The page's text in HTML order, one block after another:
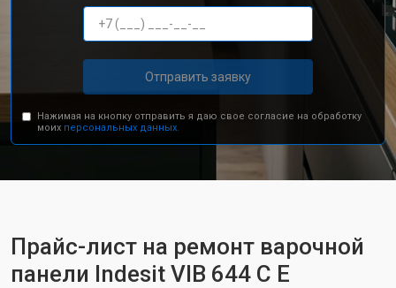
Отправить заявку
Нажимая на кнопку отправить я даю свое согласие на обработку
моих персональных данных.
Прайс-лист на ремонт варочной
панели Indesit VIB 644 C E